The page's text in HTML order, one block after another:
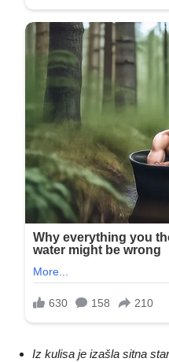
Iz kulisa je izašla sitna